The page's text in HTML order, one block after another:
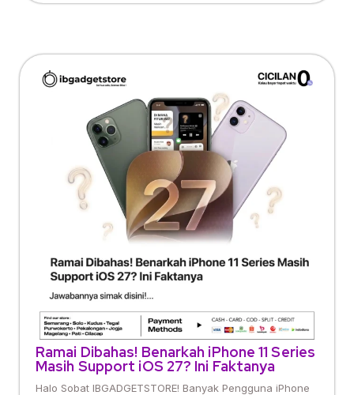
Ramai Dibahas! Benarkah iPhone 11 Series
Masih Support iOS 27? Ini Faktanya
Halo Sobat IBGADGETSTORE! Banyak Pengguna iPhone